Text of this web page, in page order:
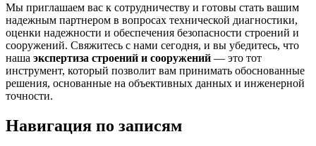
Мы приглашаем вас к сотрудничеству и готовы стать вашим
надежным партнером в вопросах технической диагностики,
оценки надежности и обеспечения безопасности строений и
сооружений. Свяжитесь с нами сегодня, и вы убедитесь, что
наша экспертиза строений и сооружений — это тот
инструмент, который позволит вам принимать обоснованные
решения, основанные на объективных данных и инженерной
точности.
Навигация по записям